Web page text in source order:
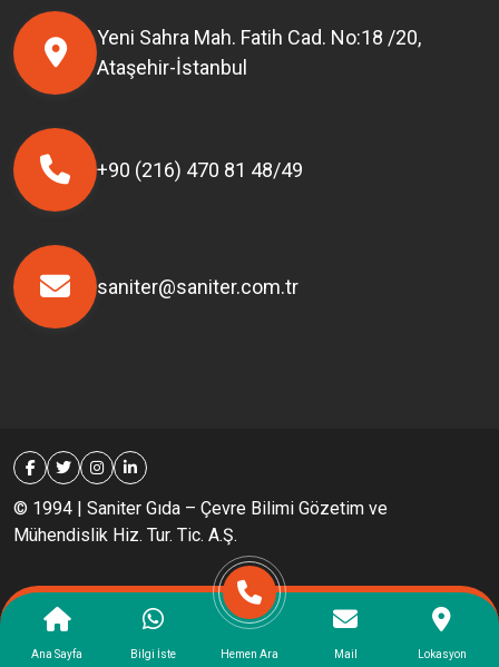
Yeni Sahra Mah. Fatih Cad. No:18 /20,
Ataşehir-İstanbul
+90 (216) 470 81 48/49
saniter@saniter.com.tr
© 1994 | Saniter Gıda – Çevre Bilimi Gözetim ve
Mühendislik Hiz. Tur. Tic. A.Ş.
Ana Sayfa Bilgi İste Hemen Ara Mail Lokasyon